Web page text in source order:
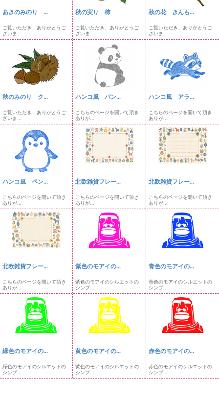
あきのみのり ...
ご覧いただき、ありがとうご
ざいま...
秋の実り 柿
ご覧いただき、ありがとうご
ざいま...
秋の花 きんも...
ご覧いただき、ありがとうご
ざいま...
秋のみのり ク...
ご覧いただき、ありがとうご
ざいま...
ハンコ風 パン...
こちらのページを開いて頂き
ありが...
ハンコ風 アラ...
こちらのページを開いて頂き
ありが...
ハンコ風 ペン...
こちらのページを開いて頂き
ありが...
北欧雑貨フレー...
こちらのページを開いて頂き
ありが...
北欧雑貨フレー...
こちらのページを開いて頂き
ありが...
北欧雑貨フレー...
こちらのページを開いて頂き
ありが...
紫色のモアイの...
紫色のモアイのシルエットの
シンプ...
青色のモアイの...
青色のモアイのシルエットの
シンプ...
緑色のモアイの...
緑色のモアイのシルエットの
シンプ...
黄色のモアイの...
黄色のモアイのシルエットの
シンプ...
赤色のモアイの...
赤色のモアイのシルエットの
シンプ...